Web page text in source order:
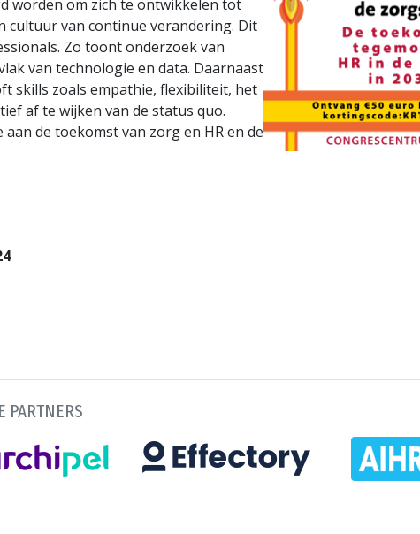
worden om zich te ontwikkelen tot
cultuur van continue verandering. Dit
Zo toont onderzoek van
van technologie en data. Daarnaast
skills zoals empathie, flexibiliteit, het
af te wijken van de status quo.
de toekomst van zorg en HR en de
PARTNERS